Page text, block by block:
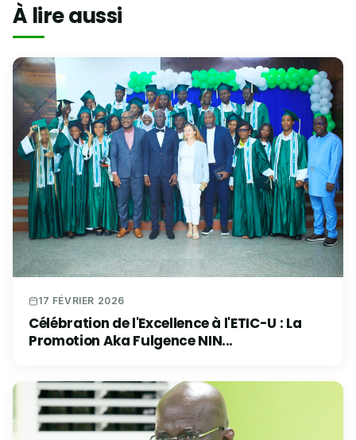
À lire aussi
17 FÉVRIER 2026
Célébration de l'Excellence à l'ETIC-U : La
Promotion Aka Fulgence NIN...